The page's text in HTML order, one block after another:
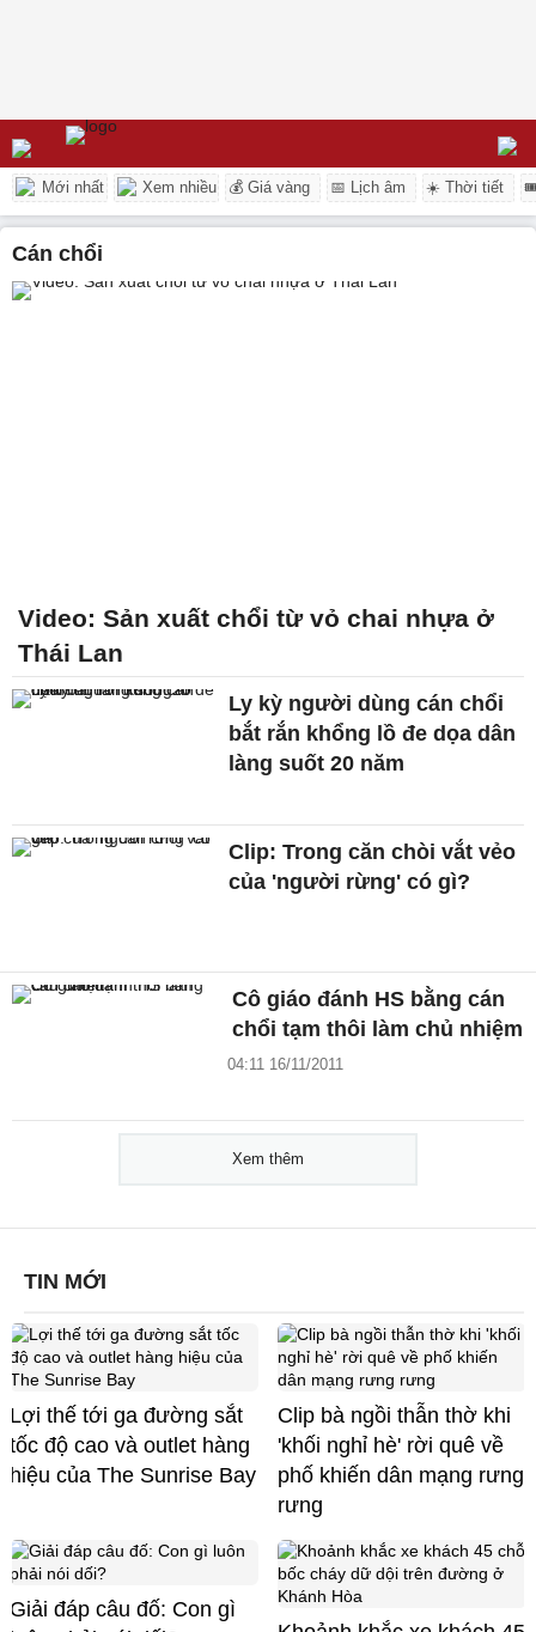
Mới nhất Xem nhiều 💰 Giá vàng 📅 Lịch âm ☀️ Thời tiết
cán chổi
Video: Sản xuất chổi từ vỏ chai nhựa ở
Thái Lan
Ly kỳ người dùng cán chổi
bắt rắn khổng lồ đe dọa dân
làng suốt 20 năm
Clip: Trong căn chòi vắt vẻo
của 'người rừng' có gì?
Cô giáo đánh HS bằng cán
chổi tạm thôi làm chủ nhiệm
04:11 16/11/2011
Xem thêm
TIN MỚI
Lợi thế tới ga đường sắt
tốc độ cao và outlet hàng
hiệu của The Sunrise Bay
Clip bà ngồi thẫn thờ khi
'khối nghỉ hè' rời quê về
phố khiến dân mạng rưng
rưng
Giải đáp câu đố: Con gì